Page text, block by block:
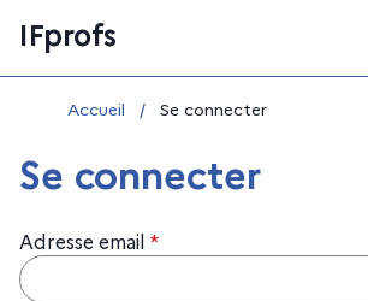
au
contenu
IFprofs
Vous êtes ici :
Accueil / Se connecter
Se connecter
Adresse email *